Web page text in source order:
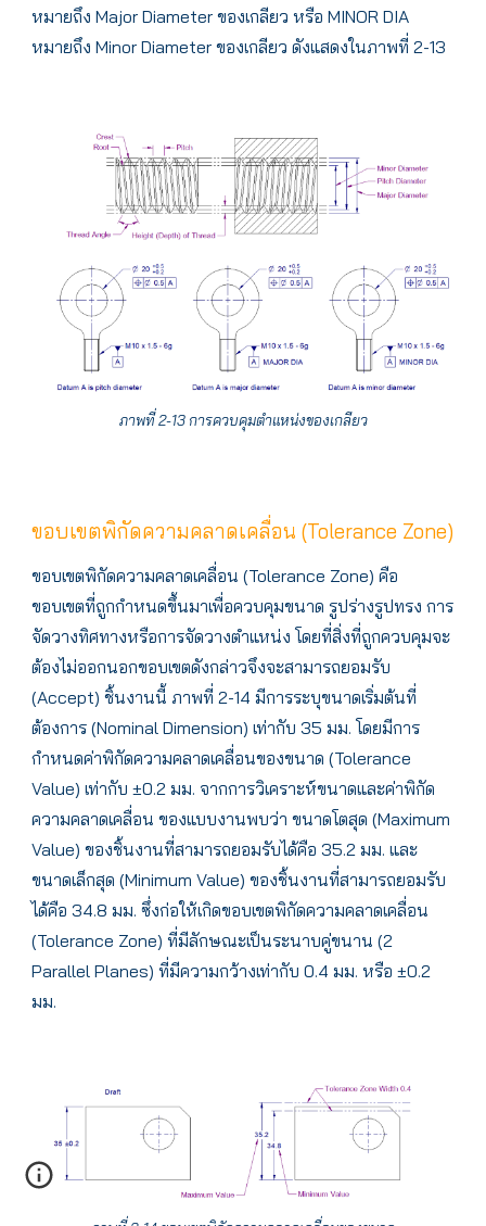
หมายถึง Major Diameter ของเกลียว หรือ MINOR DIA
หมายถึง Minor Diameter ของเกลียว ดังแสดงในภาพที่ 2-13
ภาพที่ 2-13 การควบคุมตำแหน่งของเกลียว
ขอบเขตพิกัดความคลาดเคลื่อน (Tolerance Zone)
ขอบเขตพิกัดความคลาดเคลื่อน (Tolerance Zone) คือ
ขอบเขตที่ถูกกำหนดขึ้นมาเพื่อควบคุมขนาด รูปร่างรูปทรง การ
จัดวางทิศทางหรือการจัดวางตำแหน่ง โดยที่สิ่งที่ถูกควบคุมจะ
ต้องไม่ออกนอกขอบเขตดังกล่าวจึงจะสามารถยอมรับ
(Accept) ชิ้นงานนี้ ภาพที่ 2-14 มีการระบุขนาดเริ่มต้นที่
ต้องการ (Nominal Dimension) เท่ากับ 35 มม. โดยมีการ
กำหนดค่าพิกัดความคลาดเคลื่อนของขนาด (Tolerance
Value) เท่ากับ ±0.2 มม. จากการวิเคราะห์ขนาดและค่าพิกัด
ความคลาดเคลื่อน ของแบบงานพบว่า ขนาดโตสุด (Maximum
Value) ของชิ้นงานที่สามารถยอมรับได้คือ 35.2 มม. และ
ขนาดเล็กสุด (Minimum Value) ของชิ้นงานที่สามารถยอมรับ
ได้คือ 34.8 มม. ซึ่งก่อให้เกิดขอบเขตพิกัดความคลาดเคลื่อน
(Tolerance Zone) ที่มีลักษณะเป็นระนาบคู่ขนาน (2
Parallel Planes) ที่มีความกว้างเท่ากับ 0.4 มม. หรือ ±0.2
มม.